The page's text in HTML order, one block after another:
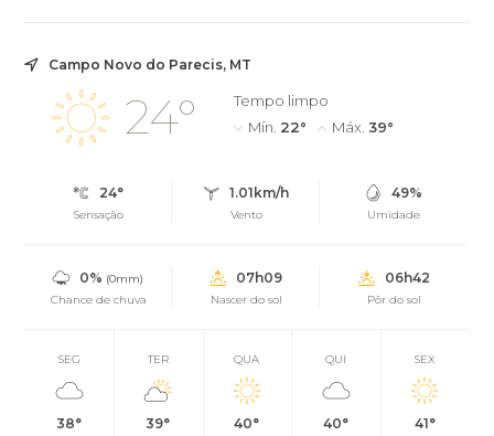
Campo Novo do Parecis, MT
24°
Tempo limpo
Mín. 22° Máx. 39°
24°
Sensação
1.01km/h
Vento
49%
Umidade
0% (0mm)
Chance de chuva
07h09
Nascer do sol
06h42
Pôr do sol
SEG
38°
TER
39°
QUA
40°
QUI
40°
SEX
41°